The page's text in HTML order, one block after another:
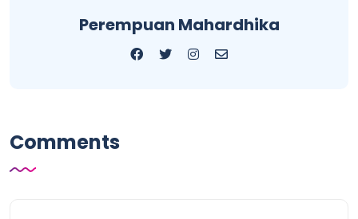
Perempuan Mahardhika
Comments